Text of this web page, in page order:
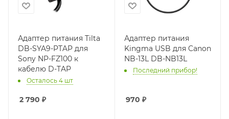
Адаптер питания Tilta
DB-SYA9-PTAP для
Sony NP-FZ100 к
кабелю D-TAP
Осталось 4 шт
2 790 ₽
Адаптер питания
Kingma USB для Canon
NB-13L DB-NB13L
Последний прибор!
970 ₽